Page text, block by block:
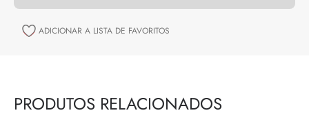
PRODUTOS RELACIONADOS